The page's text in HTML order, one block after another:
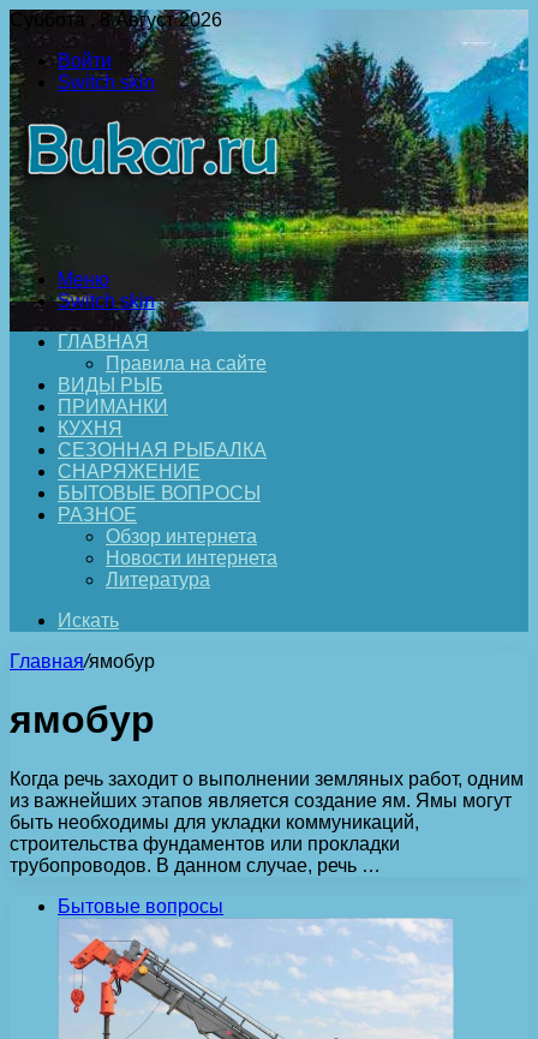
Суббота , 8 Август 2026
Войти
Switch skin
Меню
Switch skin
ГЛАВНАЯ
Правила на сайте
ВИДЫ РЫБ
ПРИМАНКИ
КУХНЯ
СЕЗОННАЯ РЫБАЛКА
СНАРЯЖЕНИЕ
БЫТОВЫЕ ВОПРОСЫ
РАЗНОЕ
Обзор интернета
Новости интернета
Литература
Искать
Главная/ямобур
ямобур
Когда речь заходит о выполнении земляных работ, одним
из важнейших этапов является создание ям. Ямы могут
быть необходимы для укладки коммуникаций,
строительства фундаментов или прокладки
трубопроводов. В данном случае, речь …
Бытовые вопросы